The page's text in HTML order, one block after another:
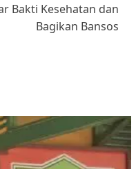
Bakti Kesehatan dan
Bagikan Bansos